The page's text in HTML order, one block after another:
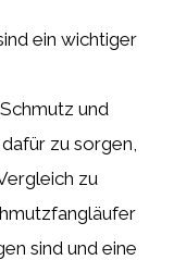
ein wichtiger
und
zu sorgen,
zu
sind und eine